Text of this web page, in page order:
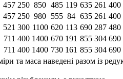
457 250 850 485 119 635 261 400
457 250 980 555 84 635 261 400
521 300 1100 620 113 690 287 480
711 400 1400 670 191 855 304 690
711 400 1400 730 161 855 304 690
та маса наведені разом із